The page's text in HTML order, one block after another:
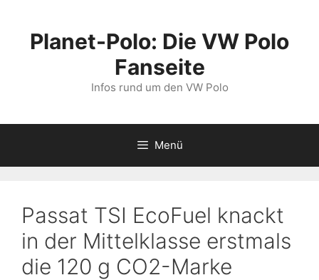
springenPlanet-Polo: Die VW Polo
Fanseite
Infos rund um den VW Polo
Menü
Passat TSI EcoFuel knackt
in der Mittelklasse erstmals
die 120 g CO2-Marke